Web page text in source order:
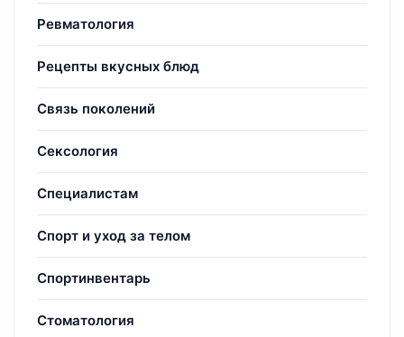
Ревматология
Рецепты вкусных блюд
Связь поколений
Сексология
Специалистам
Спорт и уход за телом
Спортинвентарь
Стоматология